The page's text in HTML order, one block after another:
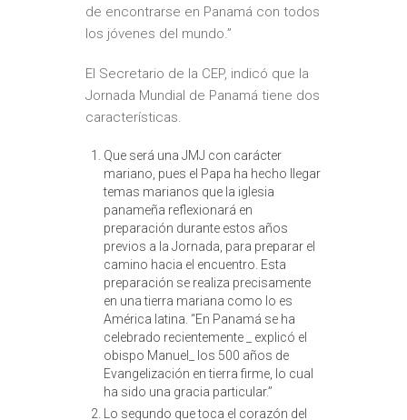
de encontrarse en Panamá con todos
los jóvenes del mundo.”
El Secretario de la CEP, indicó que la
Jornada Mundial de Panamá tiene dos
características.
Que será una JMJ con carácter
mariano, pues el Papa ha hecho llegar
temas marianos que la iglesia
panameña reflexionará en
preparación durante estos años
previos a la Jornada, para preparar el
camino hacia el encuentro. Esta
preparación se realiza precisamente
en una tierra mariana como lo es
América latina. “En Panamá se ha
celebrado recientemente _ explicó el
obispo Manuel_ los 500 años de
Evangelización en tierra firme, lo cual
ha sido una gracia particular.”
Lo segundo que toca el corazón del